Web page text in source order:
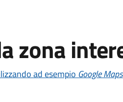
zona
ad esempio Google Maps